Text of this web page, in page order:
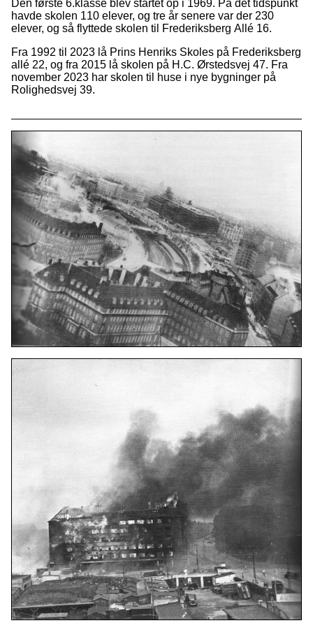
Den første 6.klasse blev startet op i 1969. På det tidspunkt
havde skolen 110 elever, og tre år senere var der 230
elever, og så flyttede skolen til Frederiksberg Allé 16.
Fra 1992 til 2023 lå Prins Henriks Skoles på Frederiksberg
allé 22, og fra 2015 lå skolen på H.C. Ørstedsvej 47. Fra
november 2023 har skolen til huse i nye bygninger på
Rolighedsvej 39.